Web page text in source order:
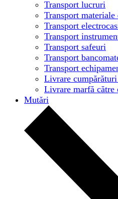
Transport lucruri
Transport materiale
Transport
Transport
Transport safeuri
Transport
Transport
Livrare
Livrare marfă către
Mutări